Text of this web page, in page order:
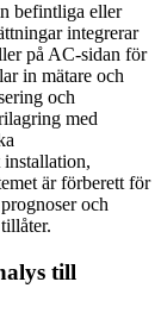
befintliga eller
integrerar
på AC-sidan för
in mätare och
och
med
installation,
är förberett för
och
till